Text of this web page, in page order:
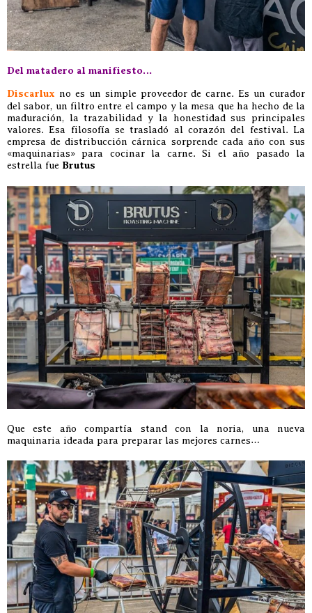
Del matadero al manifiesto…
Discarlux no es un simple proveedor de carne. Es un curador
del sabor, un filtro entre el campo y la mesa que ha hecho de la
maduración, la trazabilidad y la honestidad sus principales
valores. Esa filosofía se trasladó al corazón del festival. La
empresa de distribucción cárnica sorprende cada año con sus
«maquinarias» para cocinar la carne. Si el año pasado la
estrella fue Brutus
Que este año compartía stand con la noria, una nueva
maquinaria ideada para preparar las mejores carnes…